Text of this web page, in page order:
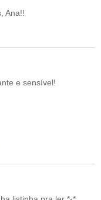
Ana!!
e sensível!